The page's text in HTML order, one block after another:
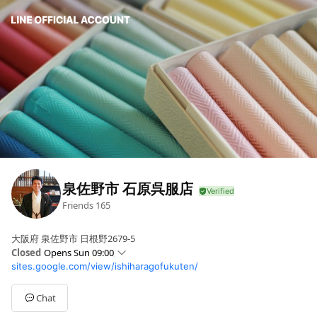
泉佐野市 石原呉服店
Friends 165
大阪府 泉佐野市 日根野2679-5
Closed Opens Sun 09:00
Sun09:00 - 19:00
Mon09:00 - 19:00
TueClosed
Wed09:00 - 19:00
sites.google.com/view/ishiharagofukuten/
Chat